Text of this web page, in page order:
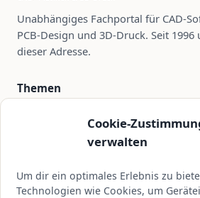
Cookie-
verwalten
Um dir ein optimales Erlebnis zu
Technologien wie Cookies, um
Unabhängiges Fachportal für CAD-
PCB-Design und 3D-Druck. Seit 1996
dieser Adresse.
Themen
Tutorials